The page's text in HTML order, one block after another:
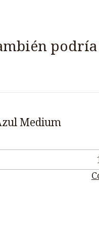
Medium